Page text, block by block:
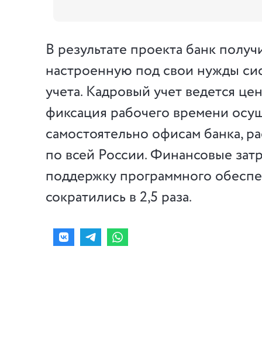
В результате проекта банк
настроенную под свои нужды
учета. Кадровый учет ведется
фиксация рабочего времени
самостоятельно офисам банка,
по всей России. Финансовые
поддержку программного
сократились в 2,5 раза.